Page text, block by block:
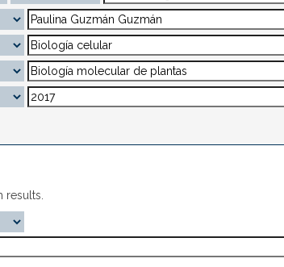
results.